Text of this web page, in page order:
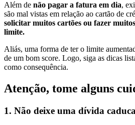
Além de não pagar a fatura em dia,
são mal vistas em relação ao cartão de
solicitar muitos cartões ou fazer
limite.
Aliás, uma forma de ter o limite
de um bom score. Logo, siga as dicas
como consequência.
Atenção, tome alguns
1. Não deixe uma dívida